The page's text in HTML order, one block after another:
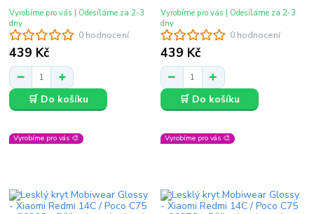
0 hodnocení
439 Kč
Vyrobíme pro vás | Odesíláme za 2-3
dny
🛒 Do košíku
0 hodnocení
439 Kč
Vyrobíme pro vás | Odesíláme za 2-3
dny
🛒 Do košíku
Vyrobíme pro vás 🎨 Vyrobíme pro vás 🎨